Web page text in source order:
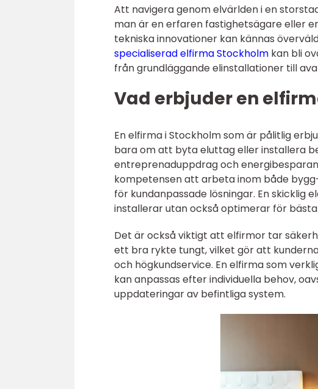
Att navigera genom elvärlden i en
man är en erfaren fastighetsägare eller
tekniska innovationer kan kännas
specialiserad elfirma Stockholm kan bli
från grundläggande elinstallationer till
Vad erbjuder en
En elfirma i Stockholm som är pålitlig
bara om att byta eluttag eller installera
entreprenaduppdrag och
kompetensen att arbeta inom både
för kundanpassade lösningar. En
installerar utan också optimerar för
Det är också viktigt att elfirmor tar
ett bra rykte tungt, vilket gör att
och högkundservice. En elfirma som
kan anpassas efter individuella behov,
uppdateringar av befintliga system.